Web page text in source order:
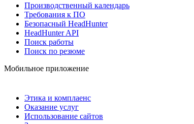
Производственный календарь
Требования к ПО
Безопасный HeadHunter
HeadHunter API
Поиск работы
Поиск по резюме
Мобильное приложение
Этика и комплаенс
Оказание услуг
Использование сайтов